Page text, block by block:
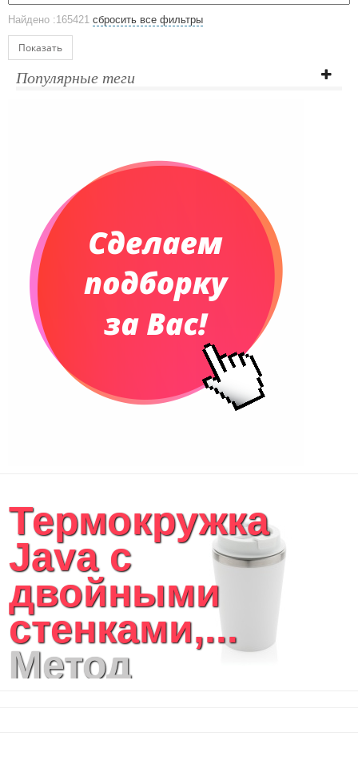
Аксессуары
Ежедневники и блокноты
Датированные ежедневники
Планинги недатированные
Телефонные книжки
Сумки и Рюкзаки
Сумки для планшетов и ноутбуков
Рюкзаки
Конференц-сумки
Сумки для покупок промо
Несессеры и косметички
Сумки дорожные
Текстиль для ванной комнаты
Кухонные приспособления
Кухонный текстиль
Ножи разделочные доски
Фоторамки и фотоальбомы
Уход за обувью
Игрушки
Шкатулки
Декоративные подушки
Найдено :165421 сбросить все фильтры
Показать
Популярные теги
Термокружка
Java с
двойными
стенками,...
Метод